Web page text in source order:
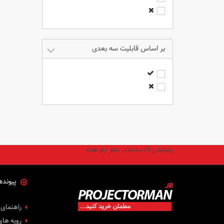
6000 انسی لومنز
9000 انسی لومنز
2300 انسی لومنز
3400 انسی لومنز
2800 انسی لومنز
2200 انسی لومنز
4400 انسی لومنز
5400 انسی لومنز
50 انسی لومنز
قابلیت سه بعدی
پشتیبانی 24 ساعته در تمام ایام هفته
رویه